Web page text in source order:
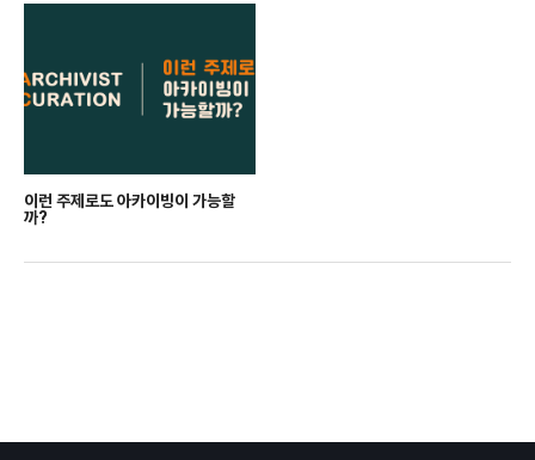
이런 주제로도 아카이빙이 가능할
까?